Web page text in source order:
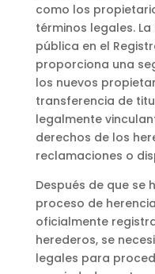
como los
términos legales.
pública en el
proporciona una
los nuevos
transferencia de
legalmente
derechos de los
reclamaciones o
Después de que se
proceso de
oficialmente
herederos, se
legales para